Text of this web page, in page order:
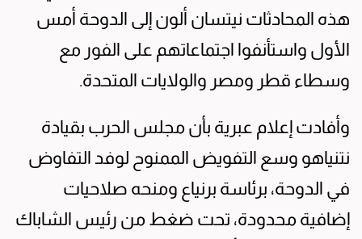
هذه المحادثات نيتسان ألون إلى الدوحة أمس
الأول واستأنفوا اجتماعاتهم على الفور مع
وسطاء قطر ومصر والولايات المتحدة.
وأفادت إعلام عبرية بأن مجلس الحرب بقيادة
نتنياهو وسع التفويض الممنوح لوفد التفاوض
في الدوحة، برئاسة برنياع ومنحه صلاحيات
إضافية محدودة، تحت ضغط من رئيس الشاباك